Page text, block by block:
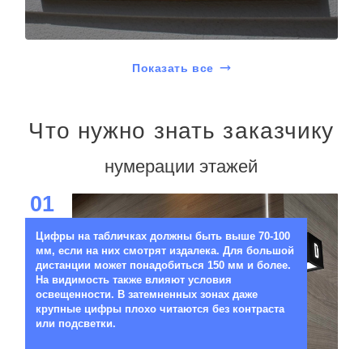
Показать все
Что нужно знать заказчику
нумерации этажей
01
Цифры на табличках должны быть выше 70-100
мм, если на них смотрят издалека. Для большой
дистанции может понадобиться 150 мм и более.
На видимость также влияют условия
освещенности. В затемненных зонах даже
крупные цифры плохо читаются без контраста
или подсветки.